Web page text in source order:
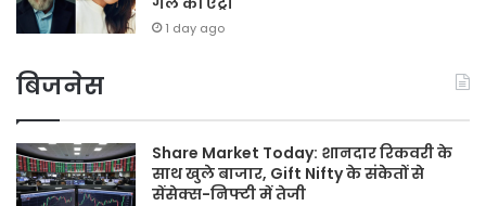
1 day ago
बिजनेस
Share Market Today: शानदार रिकवरी के
साथ खुले बाजार, Gift Nifty के संकेतों से
सेंसेक्स-निफ्टी में तेजी